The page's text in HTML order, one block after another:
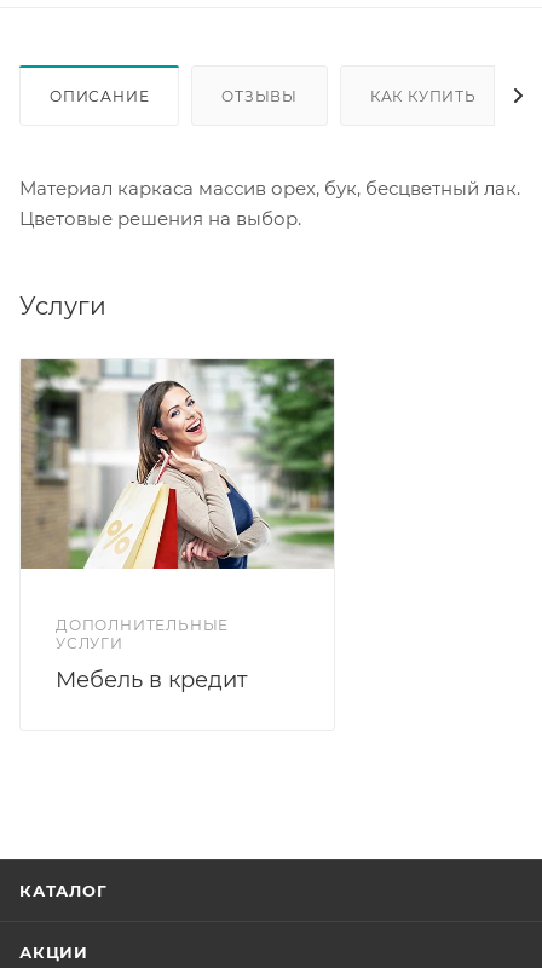
ОПИСАНИЕ ОТЗЫВЫ КАК КУПИТЬ
Материал каркаса массив орех, бук, бесцветный лак.
Цветовые решения на выбор.
Услуги
ДОПОЛНИТЕЛЬНЫЕ
УСЛУГИ
Мебель в кредит
КАТАЛОГ
АКЦИИ